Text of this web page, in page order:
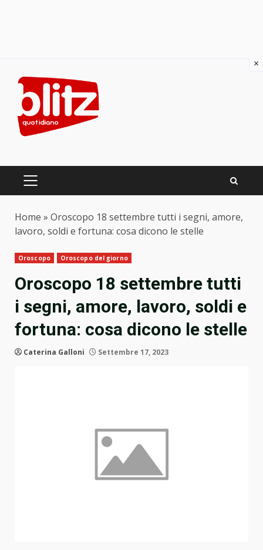
content
PRIMARY
Home » Oroscopo 18 settembre tutti i segni, amore,
lavoro, soldi e fortuna: cosa dicono le stelle
Oroscopo Oroscopo del giorno
Oroscopo 18 settembre tutti
i segni, amore, lavoro, soldi e
fortuna: cosa dicono le stelle
Caterina Galloni Settembre 17, 2023
×